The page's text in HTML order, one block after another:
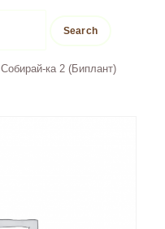
Search
Собирай-ка 2 (Биплант)